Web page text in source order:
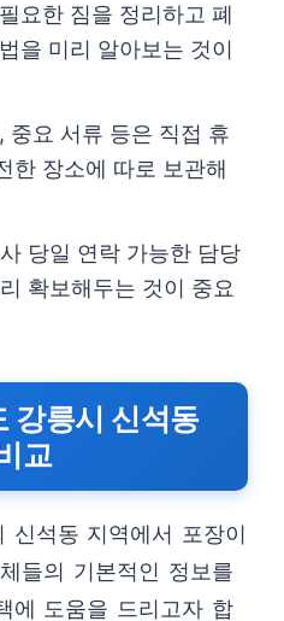
요한 짐을 정리하고 폐
을 미리 알아보는 것이
중요 서류 등은 직접 휴
한 장소에 따로 보관해
당일 연락 가능한 담당
확보해두는 것이 중요
강릉시 신석동
교
신석동 지역에서 포장이
들의 기본적인 정보를
에 도움을 드리고자 합